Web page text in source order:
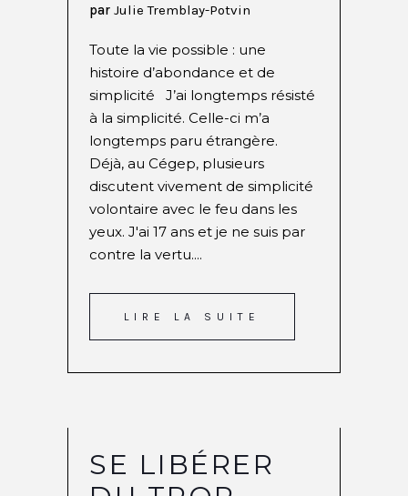
par Julie Tremblay-Potvin
Toute la vie possible : une
histoire d’abondance et de
simplicité J’ai longtemps résisté
à la simplicité. Celle-ci m’a
longtemps paru étrangère.
Déjà, au Cégep, plusieurs
discutent vivement de simplicité
volontaire avec le feu dans les
yeux. J'ai 17 ans et je ne suis par
contre la vertu....
LIRE LA SUITE
SE LIBÉRER